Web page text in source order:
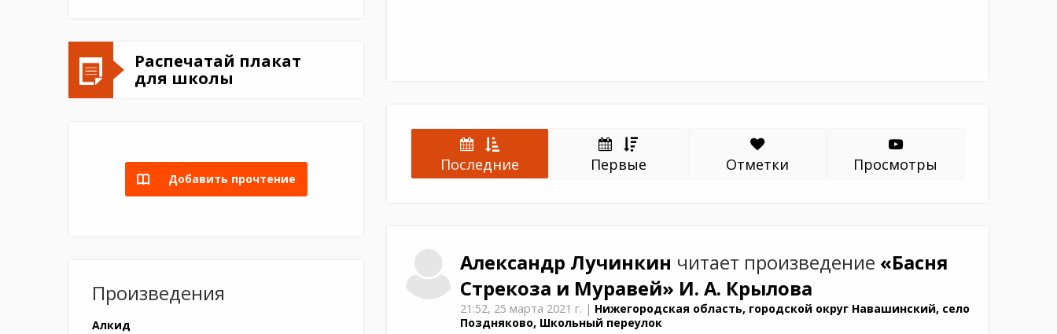
Распечатай плакат
для школы
Добавить прочтение
Произведения
Алкид
Последние Первые Отметки Просмотры
Александр Лучинкин читает произведение «Басня
Стрекоза и Муравей» И. А. Крылова
21:52, 25 марта 2021 г. | Нижегородская область, городской округ Навашинский, село
Поздняково, Школьный переулок